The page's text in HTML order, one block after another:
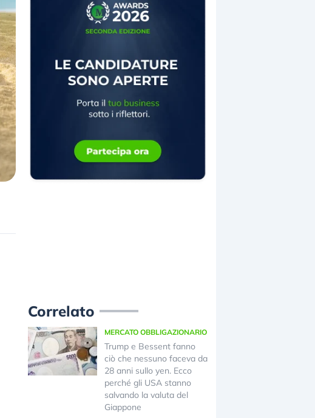
Correlato
MERCATO OBBLIGAZIONARIO
Trump e Bessent fanno
ciò che nessuno faceva da
28 anni sullo yen. Ecco
perché gli USA stanno
salvando la valuta del
Giappone